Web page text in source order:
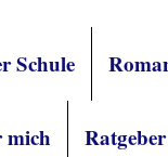
Schule
mich Ratgeber